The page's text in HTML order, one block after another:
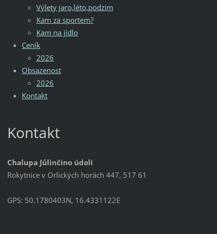
Výlety jaro,léto,podzim
Kam za sportem?
Kam na jídlo
Ceník
2026
Obsazenost
2026
Kontakt
Kontakt
Chalupa Jůlinčino údolí
Rokytnice v Orlických horách 447, 517 61
GPS: 50.1780403N, 16.4331122E